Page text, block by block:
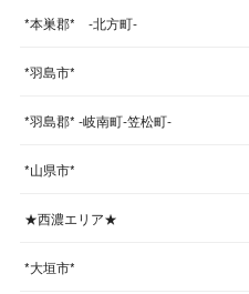
*本巣郡* -北方町-
*羽島市*
*羽島郡* -岐南町-笠松町-
*山県市*
★西濃エリア★
*大垣市*